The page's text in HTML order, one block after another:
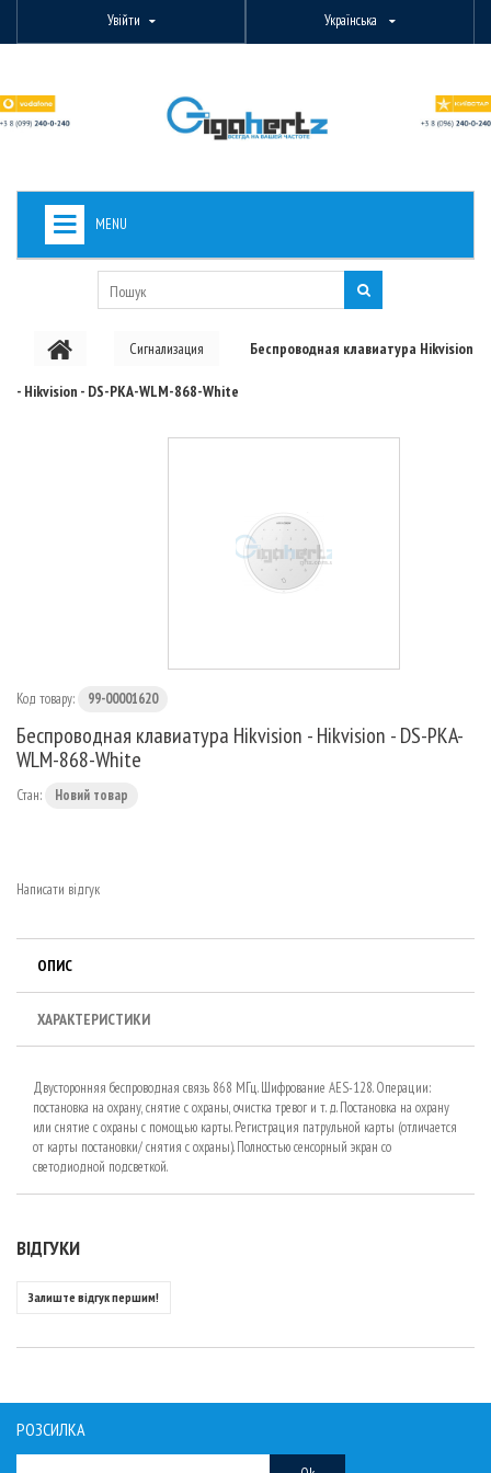
Увійти Українська
MENU
PON ОБЛАДНАННЯ
Сигнализация Беспроводная клавиатура Hikvision
- Hikvision - DS-PKA-WLM-868-White
Код товару: 99-00001620
Беспроводная клавиатура Hikvision - Hikvision - DS-PKA-
WLM-868-White
Стан: Новий товар
Написати відгук
ОПИС
ХАРАКТЕРИСТИКИ
Двусторонняя беспроводная связь 868 МГц. Шифрование AES-128. Операции:
постановка на охрану, снятие с охраны, очистка тревог и т. д. Постановка на охрану
или снятие с охраны с помощью карты. Регистрация патрульной карты (отличается
от карты постановки/ снятия с охраны). Полностью сенсорный экран со
светодиодной подсветкой.
ВІДГУКИ
Залиште відгук першим!
РОЗСИЛКА